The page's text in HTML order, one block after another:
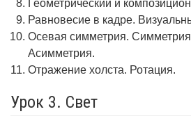
Геометрический и
Равновесие в кадре.
Осевая симметрия.
Асимметрия.
Отражение холста. Ротация.
Урок 3. Свет